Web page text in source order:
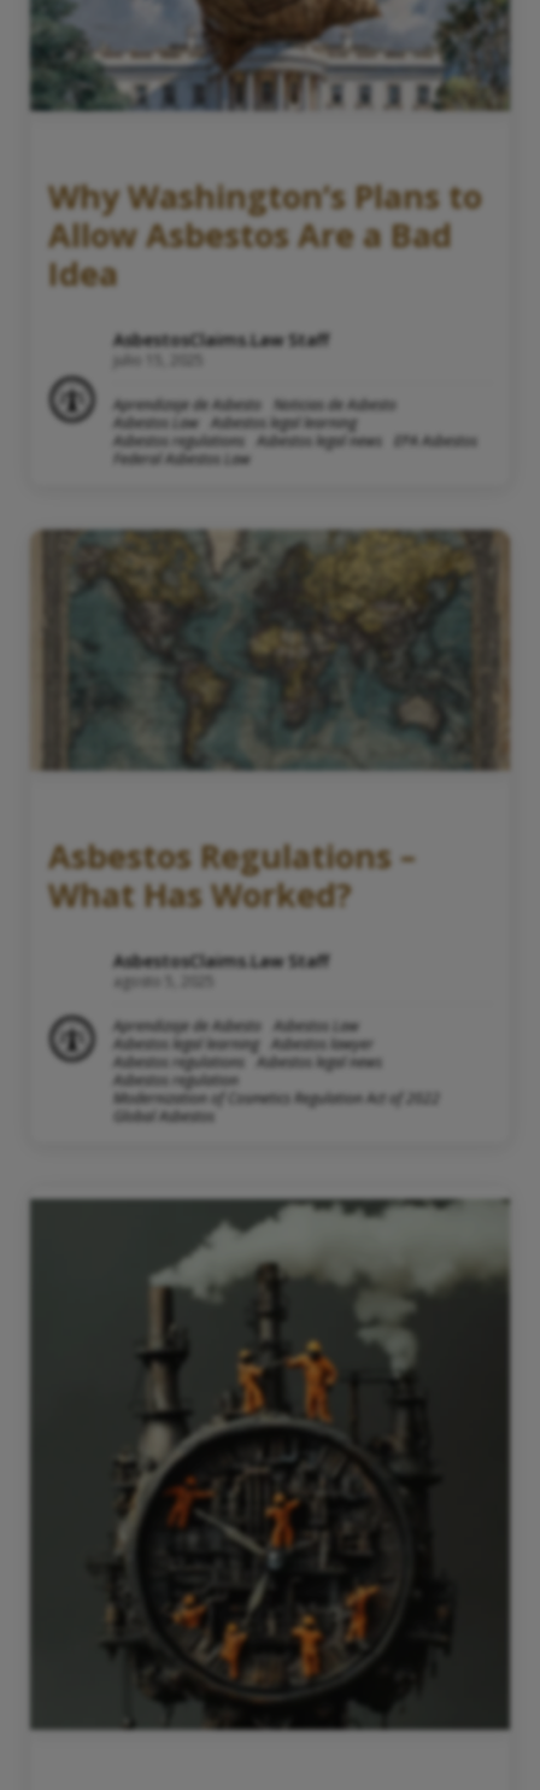
Why Washington’s Plans to
Allow Asbestos Are a Bad
Idea
AsbestosClaims.Law Staff
julio 15, 2025
Aprendizaje de Asbesto
Noticias de Asbesto
Asbestos Law
Asbestos legal learning
Asbestos regulations
Asbestos legal news
EPA Asbestos
Federal Asbestos Law
Asbestos Regulations –
What Has Worked?
AsbestosClaims.Law Staff
agosto 5, 2025
Aprendizaje de Asbesto
Asbestos Law
Asbestos legal learning
Asbestos lawyer
Asbestos regulations
Asbestos legal news
Asbestos regulation
Modernization of Cosmetics Regulation Act of 2022
Global Asbestos